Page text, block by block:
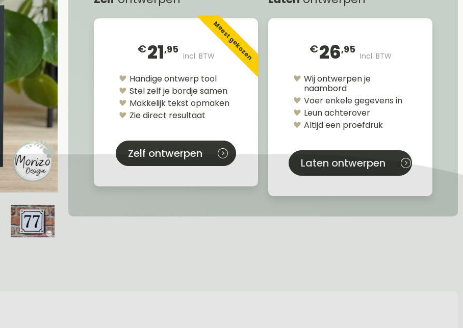
€21,95
Incl. BTWMeest gekozen
Handige ontwerp tool
Stel zelf je bordje samen
Makkelijk tekst opmaken
Zie direct resultaat
Zelf ontwerpen
€26,95
Incl. BTW
Wij ontwerpen je
naambord
Voer enkele gegevens in
Leun achterover
Altijd een proefdruk
Laten ontwerpen